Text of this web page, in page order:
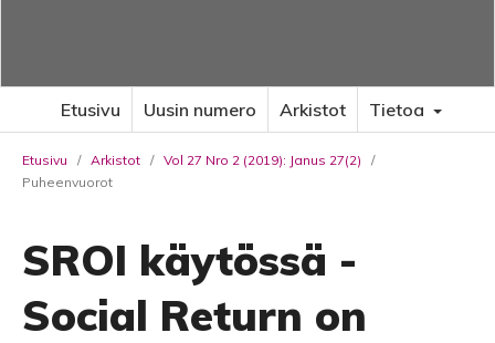
Etusivu Uusin numero Arkistot Tietoa
Etusivu / Arkistot / Vol 27 Nro 2 (2019): Janus 27(2)
/
Puheenvuorot
SROI käytössä -
Social Return on